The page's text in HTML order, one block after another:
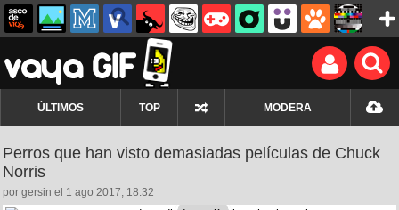
ÚLTIMOS TOP MODERA
Perros que han visto demasiadas películas de Chuck
Norris
por gersin el 1 ago 2017, 18:32